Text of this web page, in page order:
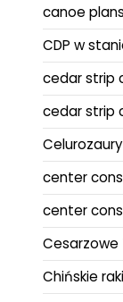
canoe plans
CDP w
cedar strip
cedar strip
Celurozaury
center
center
Cesarzowe
Chińskie